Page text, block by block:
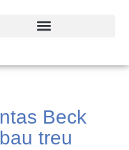
Beck
treu